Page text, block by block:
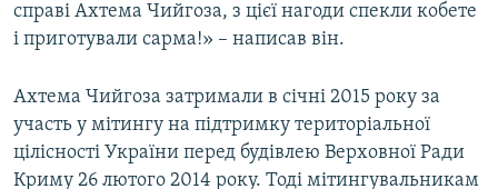
справі Ахтема Чийгоза, з цієї нагоди спекли кобете
і приготували сарма!» – написав він.
Ахтема Чийгоза затримали в січні 2015 року за
участь у мітингу на підтримку територіальної
цілісності України перед будівлею Верховної Ради
Криму 26 лютого 2014 року. Тоді мітингувальникам